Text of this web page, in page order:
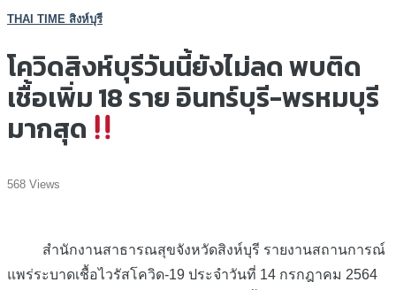
THAI TIME สิงห์บุรี
โควิดสิงห์บุรีวันนี้ยังไม่ลด พบติด
เชื้อเพิ่ม 18 ราย อินทร์บุรี-พรหมบุรี
มากสุด
568 Views
สำนักงานสาธารณสุขจังหวัดสิงห์บุรี รายงานสถานการณ์
แพร่ระบาดเชื้อไวรัสโควิด-19 ประจำวันที่ 14 กรกฎาคม 2564